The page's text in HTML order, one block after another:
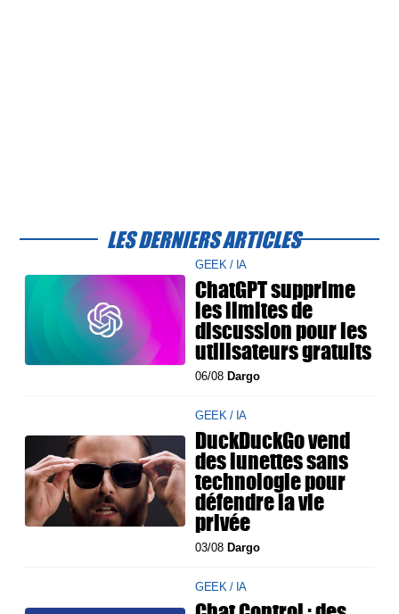
LES DERNIERS ARTICLES
GEEK / IA
ChatGPT supprime
les limites de
discussion pour les
utilisateurs gratuits
06/08Dargo
GEEK / IA
DuckDuckGo vend
des lunettes sans
technologie pour
défendre la vie
privée
03/08Dargo
GEEK / IA